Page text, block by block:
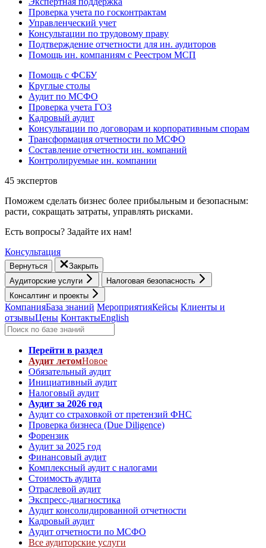
Проверка учета по госконтрактам
Управленческий учет
Консультации по трудовому праву
Подтверждение отчетности для ин. аудиторов
Помощь ин. компаниям с Реестром МСП
Помощь с ФСБУ
Круглые столы
Аудит по МСФО
Проверка учета ГОЗ
Кадровый аудит
Консультации по договорам и корпоративным спорам
Трансформация отчетности по МСФО
Составление отчетности ин. компаний
Контролируемые ин. компании
45 экспертов
Поможем сделать бизнес более прибыльным и безопасным:
расти, cокращать затраты, управлять рисками.
Есть вопросы? Задайте их нам!
Консультация
Вернуться
Закрыть
Аудиторские услуги
Налоговая безопасность
Консалтинг и проекты
КомпанияБаза знаний МероприятияКейсы Клиенты и
отзывыЦены КонтактыEnglish
Перейти в раздел
Аудит летомНовое
Обязательный аудит
Инициативный аудит
Налоговый аудит
Аудит за 2026 год
Аудит со страховкой от претензий ФНС
Проверка бизнеса (Due Diligence)
Форензик
Аудит за 2025 год
Финансовый аудит
Комплексный аудит с налогами
Стоимость аудита
Отраслевой аудит
Экспресс-диагностика
Аудит консолидированной отчетности
Кадровый аудит
Аудит отчетности по МСФО
Все аудиторские услуги